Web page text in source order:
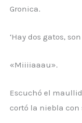
Gronica.
‘Hay dos gatos,
«Miiiiaaau».
Escuchó el
cortó la niebla con